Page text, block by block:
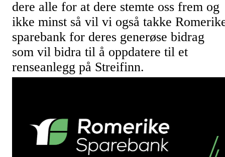
dere alle for at dere stemte oss frem og
ikke minst så vil vi også takke
sparebank for deres generøse bidrag
som vil bidra til å oppdatere til et
renseanlegg på Streifinn.